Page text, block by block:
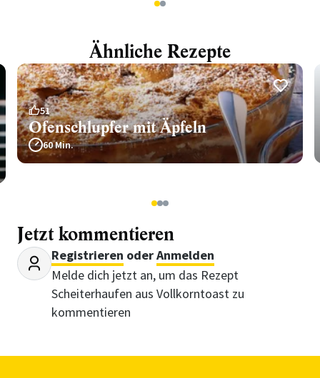
12
Ähnliche Rezepte
51
Ofenschlupfer mit Äpfeln
60 Min.
123
Jetzt kommentieren
Registrieren oderAnmelden
Melde dich jetzt an, um das Rezept
Scheiterhaufen aus Vollkorntoast zu
kommentieren